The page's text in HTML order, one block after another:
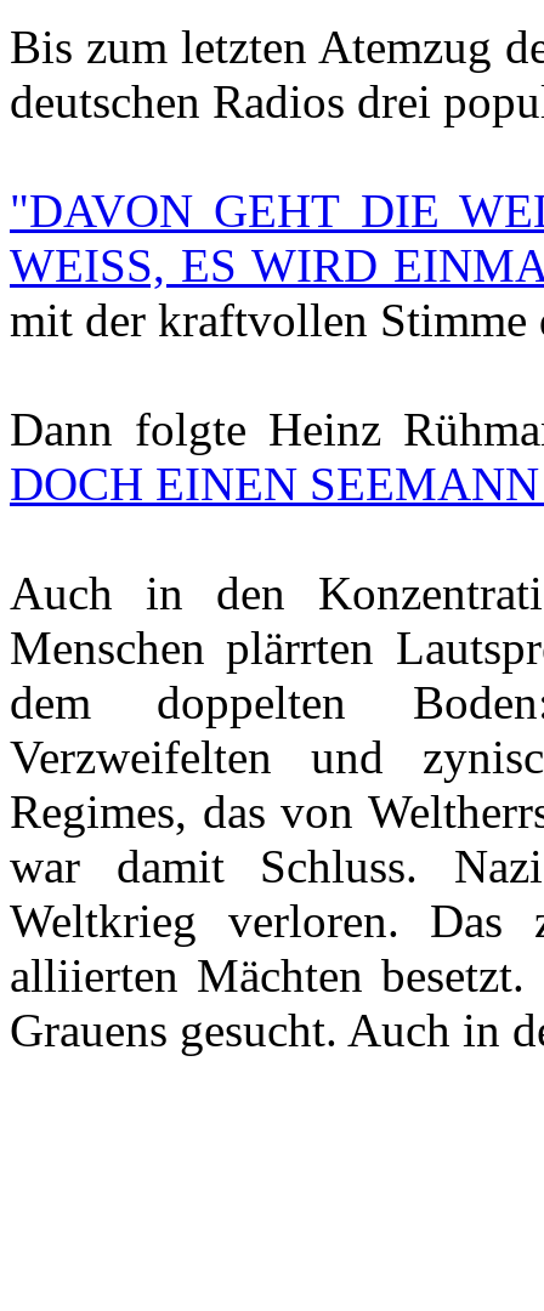
Bis zum letzten Atemzug
deutschen Radios drei
"DAVON GEHT DIE
WEISS, ES WIRD
mit der kraftvollen Stimme
Dann folgte Heinz
DOCH EINEN
Auch in den
Menschen plärrten
dem doppelten
Verzweifelten und
Regimes, das von
war damit Schluss.
Weltkrieg verloren. Das
alliierten Mächten
Grauens gesucht. Auch in